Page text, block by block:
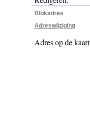
Blokadres
Adreswijziging
Adres op de kaart